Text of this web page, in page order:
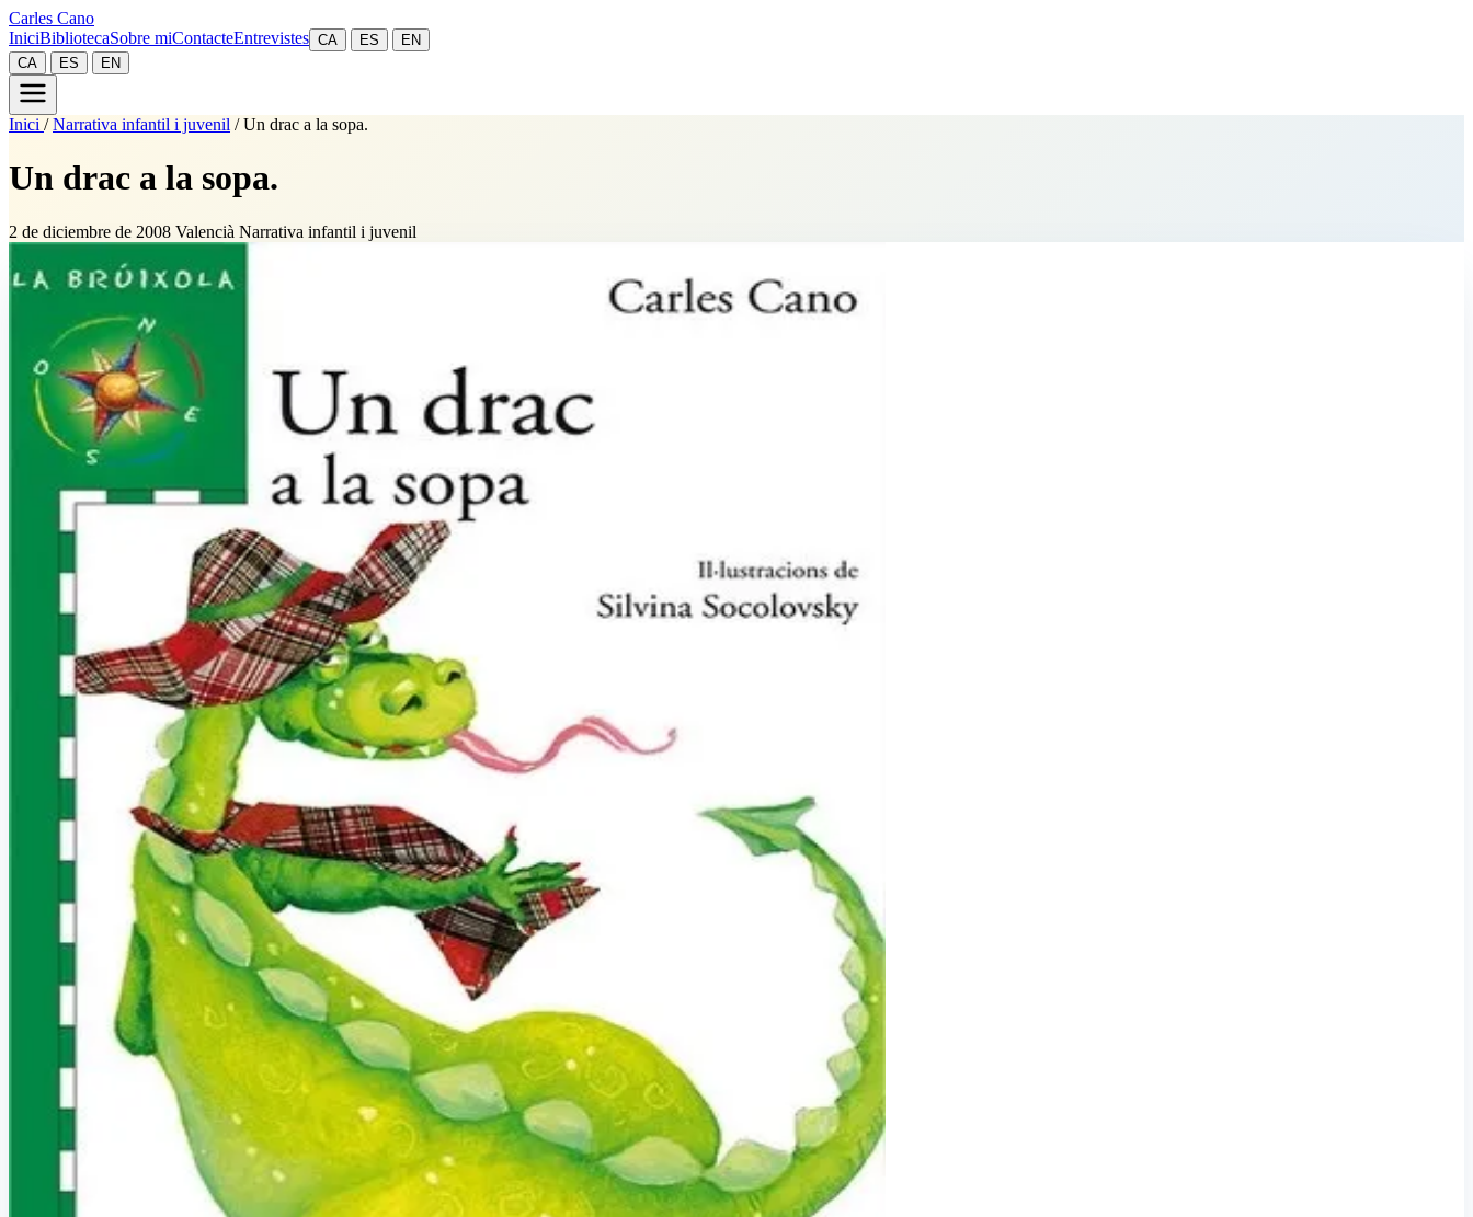
Carles Cano
IniciBibliotecaSobre miContacteEntrevistes CA ES
EN
CA
ES EN
Inici / Narrativa infantil i juvenil / Un drac a la sopa.
Un drac a la sopa.
2 de diciembre de 2008 Valencià Narrativa infantil i juvenil